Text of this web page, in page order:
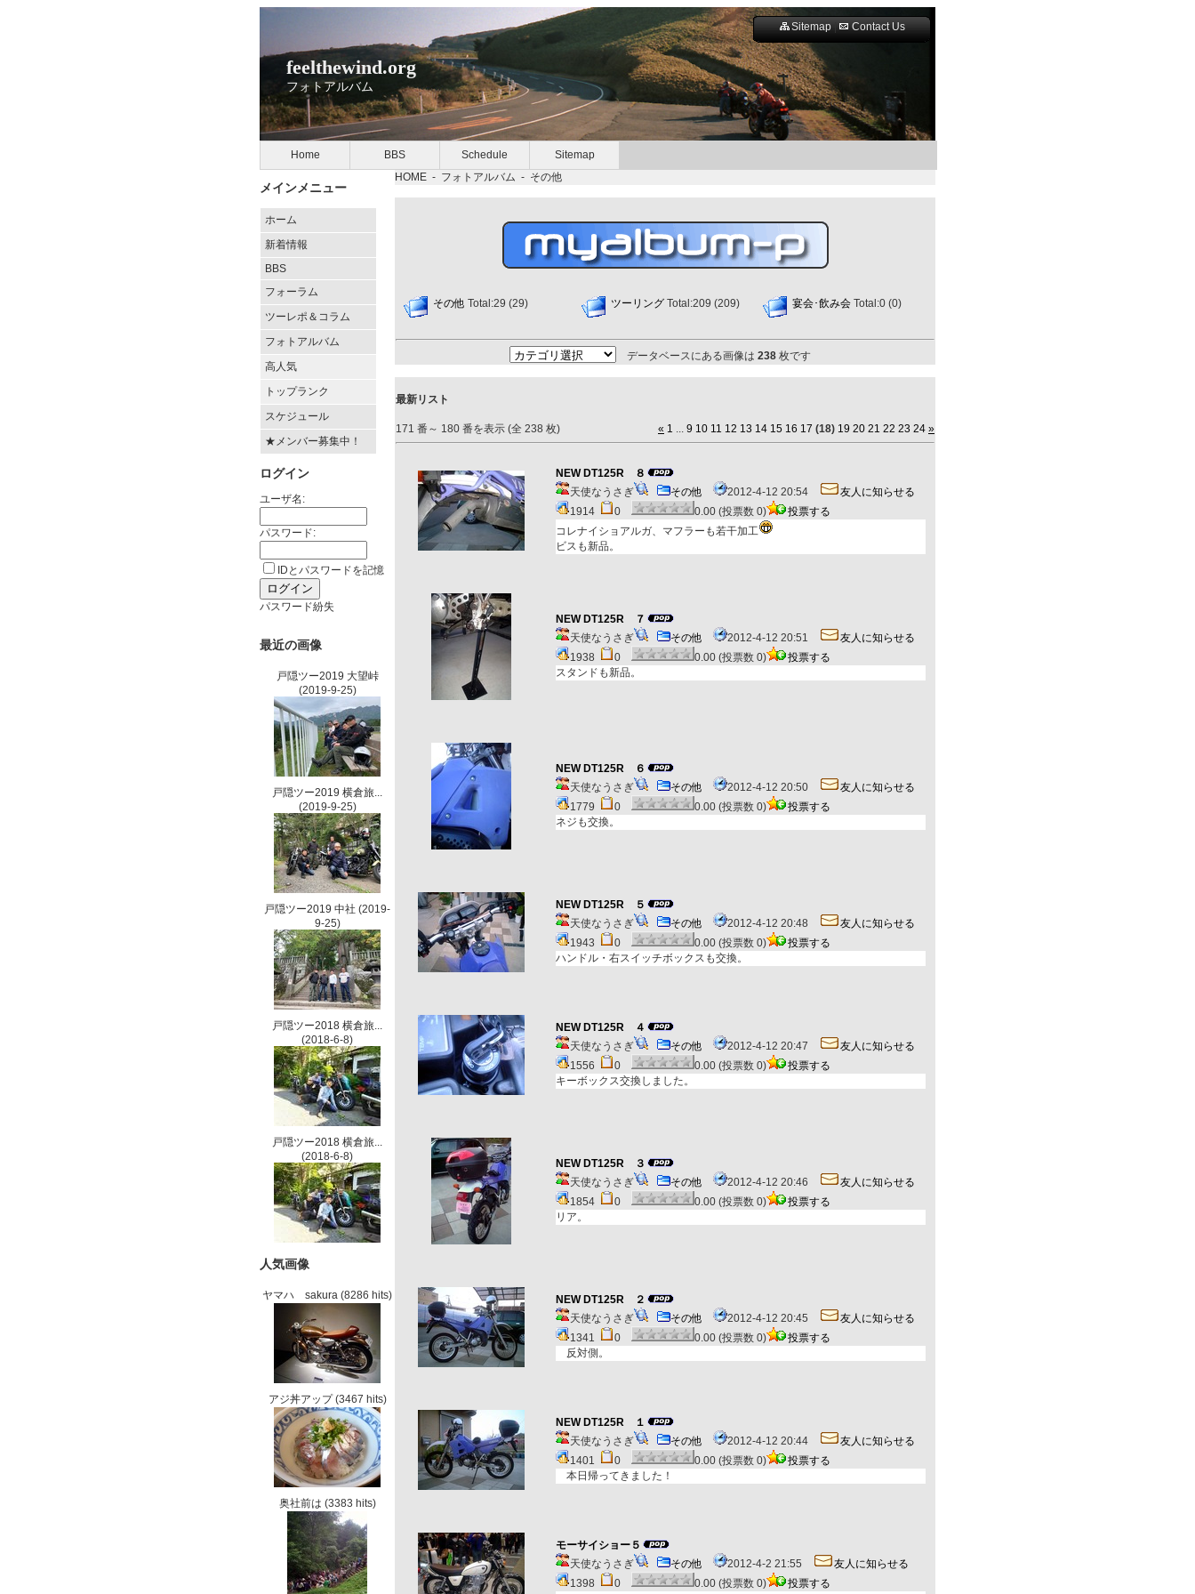
feelthewind.org
フォトアルバム
Sitemap Contact Us
Home BBS Schedule Sitemap
メインメニュー
ホーム
新着情報
BBS
フォーラム
ツーレポ＆コラム
フォトアルバム
高人気
トップランク
スケジュール
★メンバー募集中！
ログイン
ユーザ名:
パスワード:
IDとパスワードを記憶
パスワード紛失
最近の画像
戸隠ツー2019 大望峠
(2019-9-25)
戸隠ツー2019 横倉旅...
(2019-9-25)
戸隠ツー2019 中社 (2019-
9-25)
戸隠ツー2018 横倉旅...
(2018-6-8)
戸隠ツー2018 横倉旅...
(2018-6-8)
人気画像
ヤマハ sakura (8286 hits)
アジ丼アップ(3467 hits)
奥社前は (3383 hits)
HOME - フォトアルバム - その他
その他 Total:29 (29) ツーリング Total:209 (209) 宴会･飲み会 Total:0 (0)
データベースにある画像は 238枚です
最新リスト
171 番～ 180 番を表示 (全 238 枚) « 1 ... 9 10 11 12 13 14 15 16 17 (18) 19 20 21 22 23 24 »
NEW DT125R ８
天使なうさぎ
その他 2012-4-12 20:54
友人に知らせる
1914
0 0.00 (投票数 0)
投票する
コレナイショアルガ、マフラーも若干加工
ビスも新品。
NEW DT125R ７
天使なうさぎ
その他 2012-4-12 20:51
友人に知らせる
1938
0 0.00 (投票数 0)
投票する
スタンドも新品。
NEW DT125R ６
天使なうさぎ
その他 2012-4-12 20:50
友人に知らせる
1779
0 0.00 (投票数 0)
投票する
ネジも交換。
NEW DT125R ５
天使なうさぎ
その他 2012-4-12 20:48
友人に知らせる
1943
0 0.00 (投票数 0)
投票する
ハンドル・右スイッチボックスも交換。
NEW DT125R ４
天使なうさぎ
その他 2012-4-12 20:47
友人に知らせる
1556
0 0.00 (投票数 0)
投票する
キーボックス交換しました。
NEW DT125R ３
天使なうさぎ
その他 2012-4-12 20:46
友人に知らせる
1854
0 0.00 (投票数 0)
投票する
リア。
NEW DT125R ２
天使なうさぎ
その他 2012-4-12 20:45
友人に知らせる
1341
0 0.00 (投票数 0)
投票する
反対側。
NEW DT125R １
天使なうさぎ
その他 2012-4-12 20:44
友人に知らせる
1401
0 0.00 (投票数 0)
投票する
本日帰ってきました！
モーサイショー５
天使なうさぎ
その他 2012-4-2 21:55
友人に知らせる
1398
0 0.00 (投票数 0)
投票する